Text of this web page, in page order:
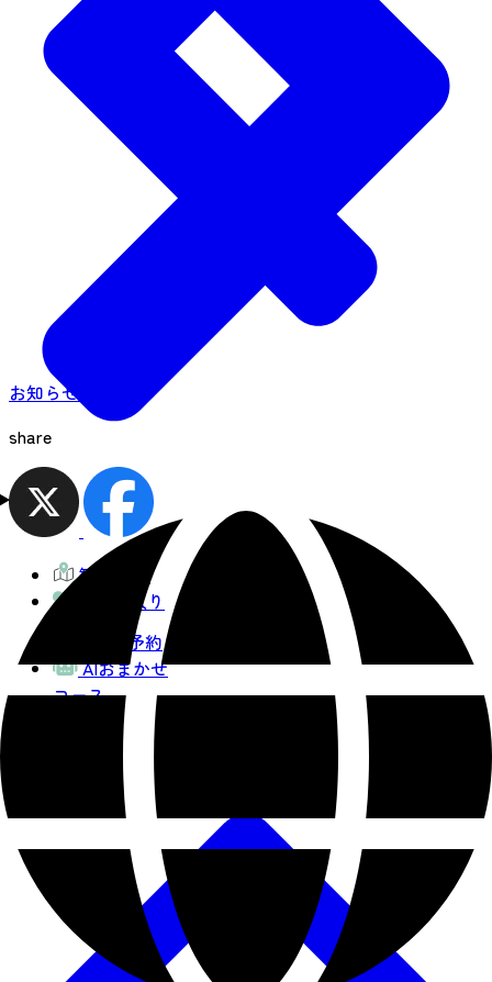
お知らせ一覧へ
share
観光MAP
お気に入り
宿泊予約
AIおまかせ
コース